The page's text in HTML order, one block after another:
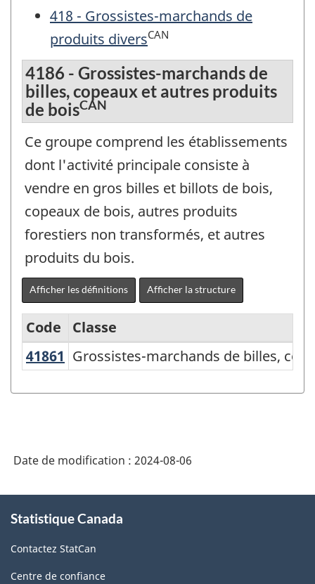
418 - Grossistes-marchands de
produits diversCAN
4186 - Grossistes-marchands de
billes, copeaux et autres produits
de boisCAN
Ce groupe comprend les établissements
dont l'activité principale consiste à
vendre en gros billes et billots de bois,
copeaux de bois, autres produits
forestiers non transformés, et autres
produits du bois.
Afficher les définitions Afficher la structure
Système
industries
l'Amérique
du
Nord
(SCIAN)
Code
Classe
41861 Grossistes-marchands de billes,
Grossistes-marchands de billes,
Date de modification : 2024-08-06
propos
ce
site
Statistique Canada
Contactez StatCan
Centre de confiance